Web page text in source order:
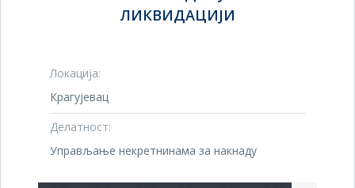
ЛИКВИДАЦИЈИ
Локација:
Крагујевац
Делатност:
Управљање некретнинама за накнаду